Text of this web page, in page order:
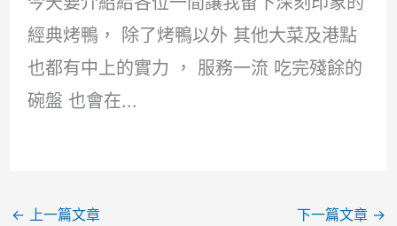
經典烤鴨， 除了烤鴨以外 其他大菜及港點
也都有中上的實力 ， 服務一流 吃完殘餘的
碗盤 也會在...
← 上一篇文章 下一篇文章 →